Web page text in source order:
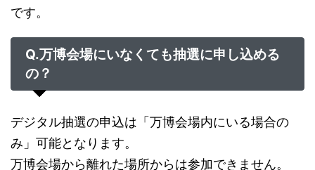
です。
Q.万博会場にいなくても抽選に申し込める
の？
デジタル抽選の申込は「万博会場内にいる場合の
み」可能となります。
万博会場から離れた場所からは参加できません。